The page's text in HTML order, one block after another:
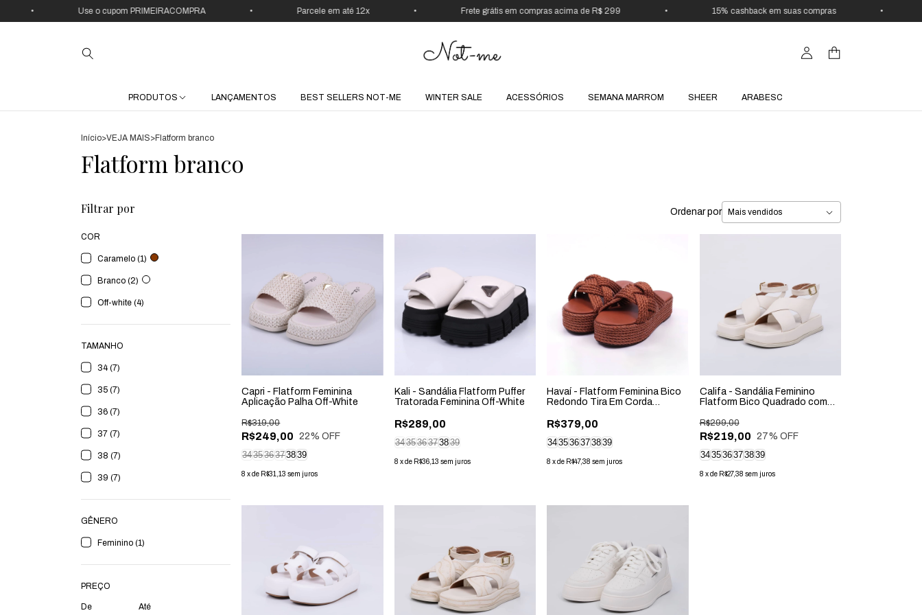
Use o cupom PRIMEIRACOMPRA Parcele em até 12x Frete grátis em compras acima de R$ 299 15% cashback em suas compras
PRODUTOS LANÇAMENTOS BEST SELLERS NOT-ME WINTER SALE ACESSÓRIOS SEMANA MARROM SHEER ARABESC
Início>VEJA MAIS>Flatform branco
Flatform branco
Filtrar por
COR
Caramelo (1)
Branco (2)
Off-white (4)
TAMANHO
34 (7)
35 (7)
36 (7)
37 (7)
38 (7)
39 (7)
GÊNERO
Feminino (1)
PREÇO
De Até
Ordenar por
Capri - Flatform Feminina
Aplicação Palha Off-White
R$249,00
R$319,00
22% OFF
343536373839
8 xde R$31,13 sem juros
Kali - Sandália Flatform Puffer
Tratorada Feminina Off-White
R$289,00
343536373839
8 xde R$36,13 sem juros
Havaí - Flatform Feminina Bico
Redondo Tira Em Corda
R$379,00
343536373839
8 xde R$47,38 sem juros
Califa - Sandália Feminino
Flatform Bico Quadrado com
R$219,00
R$299,00
27% OFF
343536373839
8 xde R$27,38 sem juros